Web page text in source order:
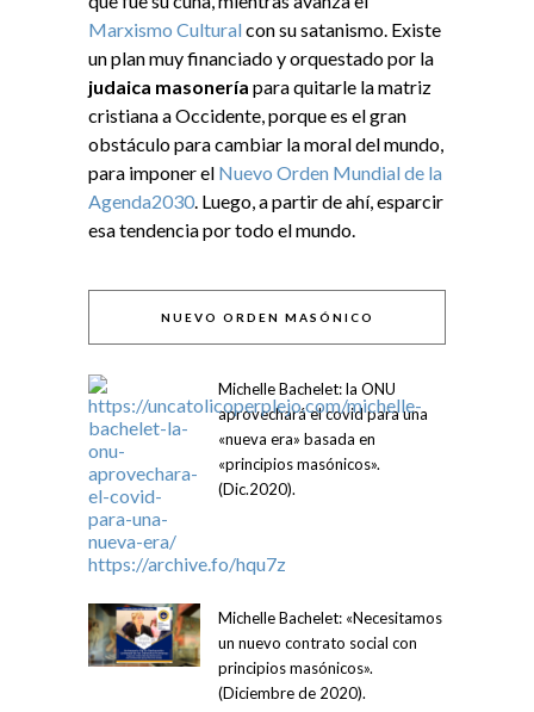
Marxismo Culturalcon su satanismo. Existe
un plan muy financiado y orquestado por la
judaica masonería para quitarle la matriz
cristiana a Occidente, porque es el gran
obstáculo para cambiar la moral del mundo,
para imponer el Nuevo Orden Mundial de la
Agenda2030 . Luego, a partir de ahí, esparcir
esa tendencia por todo el mundo.
NUEVO ORDEN MASÓNICO
Michelle Bachelet: la ONU
aprovechará el covid para una
«nueva era» basada en
«principios masónicos».
(Dic.2020).
Michelle Bachelet: «Necesitamos
un nuevo contrato social con
principios masónicos».
(Diciembre de 2020).